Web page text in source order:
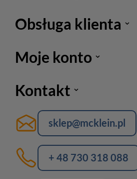
Obsługa klienta
Moje konto
Kontakt
sklep@mcklein.pl
+ 48 730 318 088